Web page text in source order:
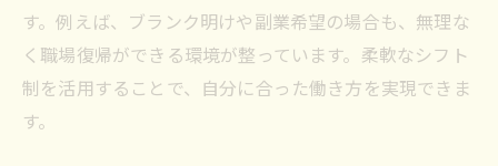
す。例えば、ブランク明けや副業希望の場合も、無理な
く職場復帰ができる環境が整っています。柔軟なシフト
制を活用することで、自分に合った働き方を実現できま
す。